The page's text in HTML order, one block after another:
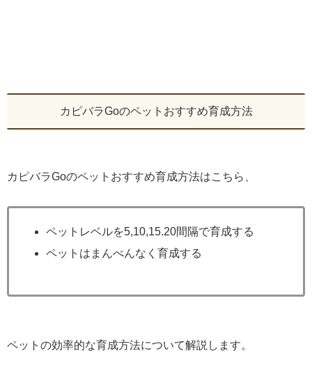
カピバラGoのペットおすすめ育成方法
カピバラGoのペットおすすめ育成方法はこちら、
ペットレベルを5,10,15.20間隔で育成する
ペットはまんべんなく育成する
ペットの効率的な育成方法について解説します。